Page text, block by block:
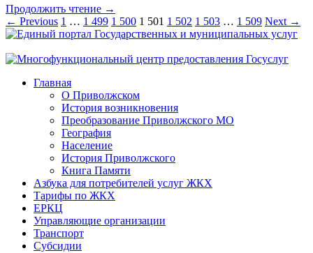
Продолжить чтение →
← Previous 1 … 1 499 1 500 1 501 1 502 1 503 … 1 509 Next →
Главная
О Приволжском
История возникновения
Преобразование Приволжского МО
География
Население
История Приволжского
Книга Памяти
Азбука для потребителей услуг ЖКХ
Тарифы по ЖКХ
ЕРКЦ
Управляющие организации
Транспорт
Субсидии